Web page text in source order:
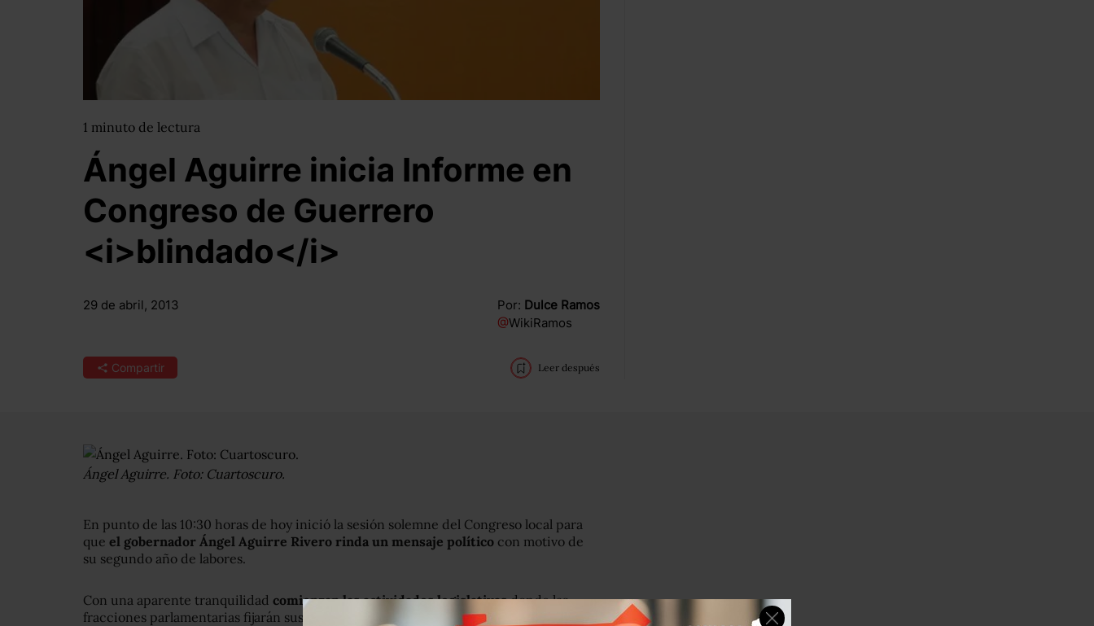
1 minuto de lectura
Ángel Aguirre inicia Informe en
Congreso de Guerrero
<i>blindado</i>
29 de abril, 2013 Por: Dulce Ramos
@WikiRamos
Compartir Leer después
Ángel Aguirre. Foto: Cuartoscuro.
En punto de las 10:30 horas de hoy inició la sesión solemne del Congreso local para
que el gobernador Ángel Aguirre Rivero rinda un mensaje político con motivo de
su segundo año de labores.
Con una aparente tranquilidad comienzan las actividades legislativasdonde las
fracciones parlamentarias fijarán sus posiciones.